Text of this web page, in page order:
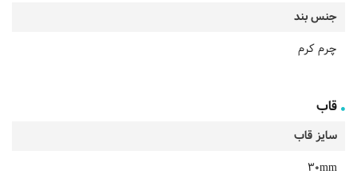
جنس بند
چرم کرم
قاب
سایز قاب
30mm